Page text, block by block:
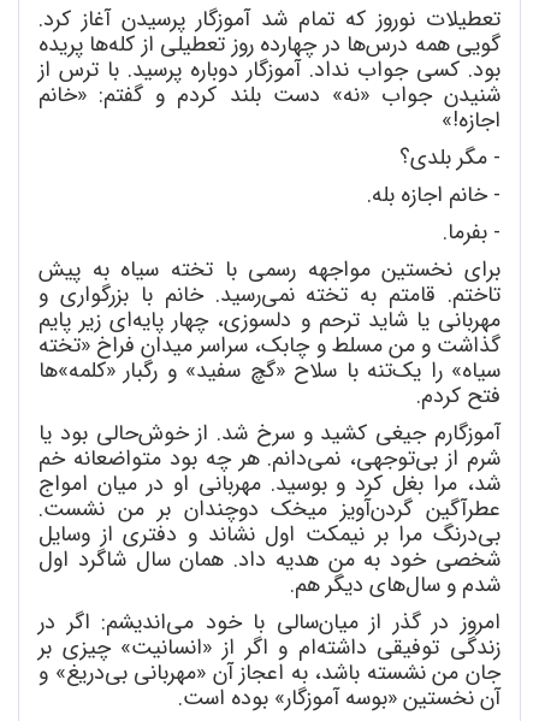
تعطیلات نوروز که تمام شد آموزگار پرسیدن آغاز کرد.
گویی همه درسها در چهارده روز تعطیلی از کلهها پریده
بود. کسی جواب نداد. آموزگار دوباره پرسید. با ترس از
شنیدن جواب «نه» دست بلند کردم و گفتم: «خانم
اجازه!»
- مگر بلدی؟
- خانم اجازه بله.
- بفرما.
برای نخستین مواجهه رسمی با تخته سیاه به پیش
تاختم. قامتم به تخته نمیرسید. خانم با بزرگواری و
مهربانی یا شاید ترحم و دلسوزی، چهار پایهای زیر پایم
گذاشت و من مسلط و چابک، سراسر میدان فراخ «تخته
سیاه» را یکتنه با سلاح «گچ سفید» و رگبار «کلمه»ها
فتح کردم.
آموزگارم جیغی کشید و سرخ شد. از خوشحالی بود یا
شرم از بیتوجهی، نمیدانم. هر چه بود متواضعانه خم
شد، مرا بغل کرد و بوسید. مهربانی او در میان امواج
عطرآگین گردنآویز میخک دوچندان بر من نشست.
بیدرنگ مرا بر نیمکت اول نشاند و دفتری از وسایل
شخصی خود به من هدیه داد. همان سال شاگرد اول
شدم و سالهای دیگر هم.
امروز در گذر از میانسالی با خود میاندیشم: اگر در
زندگی توفیقی داشتهام و اگر از «انسانیت» چیزی بر
جان من نشسته باشد، به اعجاز آن «مهربانی بیدریغ» و
آن نخستین «بوسه آموزگار» بوده است.